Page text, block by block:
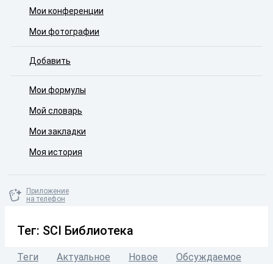
Мои конференции
Мои фотографии
Добавить
Мои формулы
Мой словарь
Мои закладки
Моя история
Приложение
на телефон
Тег: SCI Библиотека
Теги Актуальное Новое
Обсуждаемое